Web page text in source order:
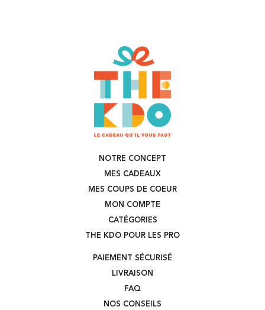
NOTRE CONCEPT
MES CADEAUX
MES COUPS DE COEUR
MON COMPTE
CATÉGORIES
THE KDO POUR LES PRO
PAIEMENT SÉCURISÉ
LIVRAISON
FAQ
NOS CONSEILS